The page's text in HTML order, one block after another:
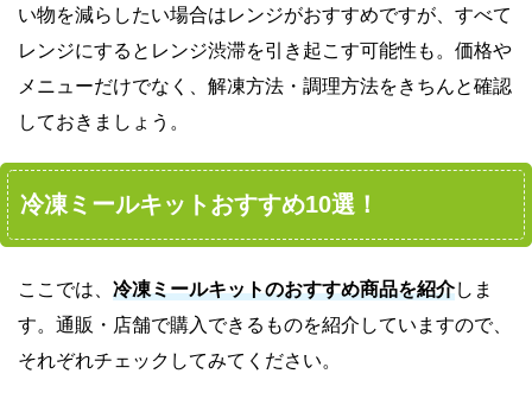
い物を減らしたい場合はレンジがおすすめですが、すべて
レンジにするとレンジ渋滞を引き起こす可能性も。価格や
メニューだけでなく、解凍方法・調理方法をきちんと確認
しておきましょう。
冷凍ミールキットおすすめ10選！
ここでは、 冷凍ミールキットのおすすめ商品を紹介しま
す。通販・店舗で購入できるものを紹介していますので、
それぞれチェックしてみてください。